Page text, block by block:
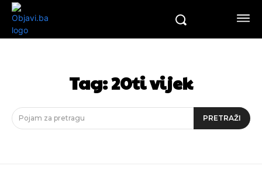
Tag:20ti vijek
Pojam za pretragu PRETRAŽI